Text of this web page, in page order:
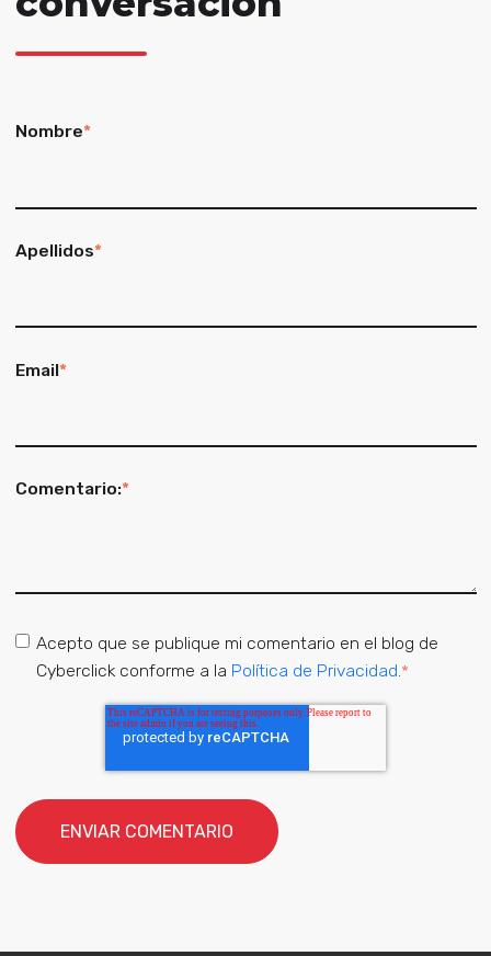
Nombre*
Apellidos*
Email*
Comentario:*
Acepto que se publique mi comentario en el blog de
Cyberclick conforme a la Política de Privacidad.*